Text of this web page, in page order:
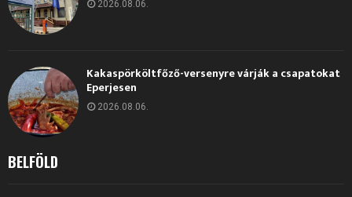
2026.08.06.
Kakaspörköltfőző-versenyre várják a csapatokat
Eperjesen
2026.08.06.
BELFÖLD